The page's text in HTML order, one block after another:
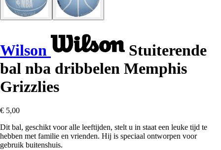
Wilson
Stuiterende
bal nba dribbelen Memphis
Grizzlies
€ 5,00
Dit bal, geschikt voor alle leeftijden, stelt u in staat een leuke tijd te
hebben met familie en vrienden. Hij is speciaal ontworpen voor
gebruik buitenshuis.